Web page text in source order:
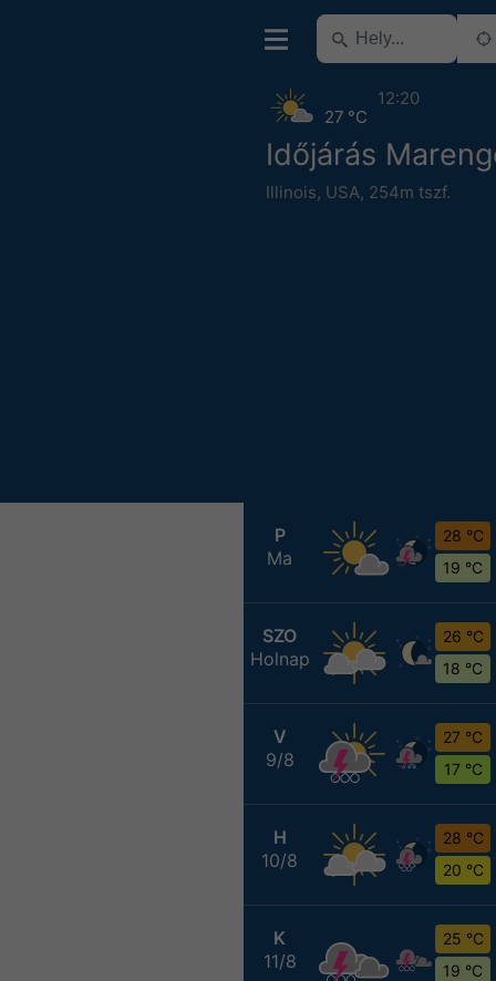
Időjárás
Illinois, USA, 254m tszf.
27 °C
12:20
P
Ma
28 °C
19 °C
SZO
Holnap
26 °C
18 °C
V
9/8
27 °C
17 °C
H
10/8
28 °C
20 °C
K
11/8
25 °C
19 °C